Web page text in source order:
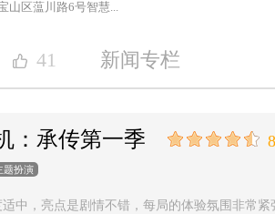
山区蕰川路6号智慧...
41 新闻专栏
：承传第一季
题扮演
适中，亮点是剧情不错，每局的体验氛围非常